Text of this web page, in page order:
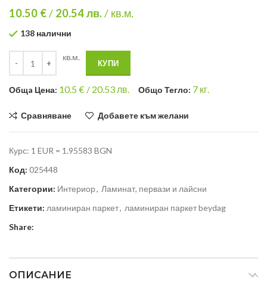
10.50 €/ 20.54лв./ кв.м.
138 налични
кв.м.
КУПИ
Общa Цена: 10.5€ / 20.53 лв. Общо Тегло: 7 кг.
Сравняване Добавете към желани
Курс: 1 EUR = 1.95583 BGN
Код: 025448
Категории: Интериор, Ламинат, первази и лайсни
Етикети: ламиниран паркет, ламиниран паркет beydag
Share:
ОПИСАНИЕ